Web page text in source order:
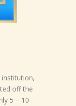
institution,
off the
5 – 10